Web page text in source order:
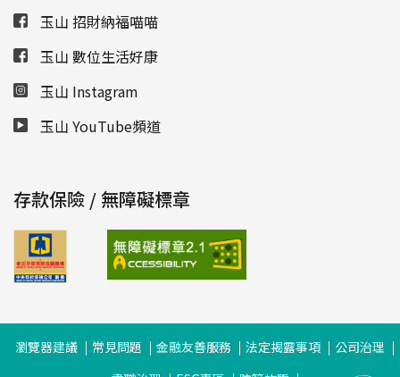
玉山 招財納福喵喵
玉山 數位生活好康
玉山 Instagram
玉山 YouTube頻道
存款保險 / 無障礙標章
瀏覽器建議 常見問題 金融友善服務 法定揭露事項
公司治理